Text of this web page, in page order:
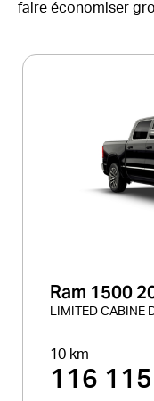
faire économiser
Ram 1500
LIMITED CABINE
10 km
116